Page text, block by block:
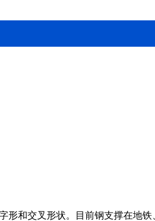
和交叉形状。目前钢支撑在地